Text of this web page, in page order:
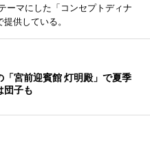
ーマにした「コンセプトディナ
供している。
「宮前迎賓館 灯明殿」で夏季
子も